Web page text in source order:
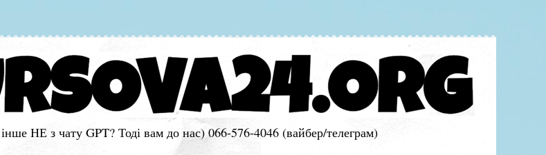
НЕ з чату GPT? Тоді вам до нас) 066-576-4046 (вайбер/телеграм)